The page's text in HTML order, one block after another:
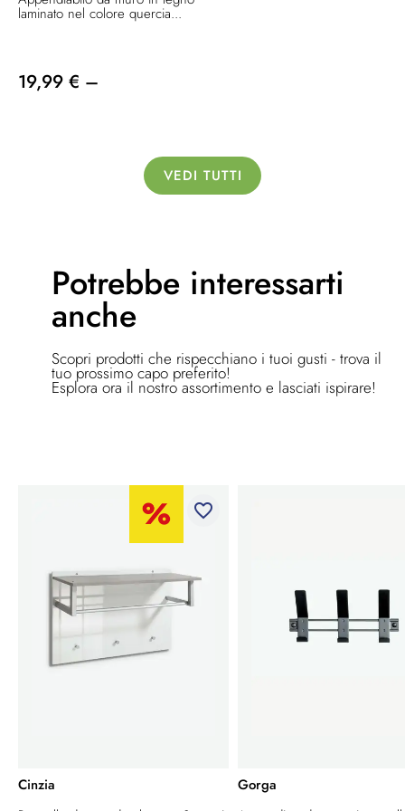
laminato nel colore quercia...
19,99 € –
VEDI TUTTI
Potrebbe interessarti
anche
Scopri prodotti che rispecchiano i tuoi gusti - trova il
tuo prossimo capo preferito!
Esplora ora il nostro assortimento e lasciati ispirare!
favorite_border
Cinzia
Gorga